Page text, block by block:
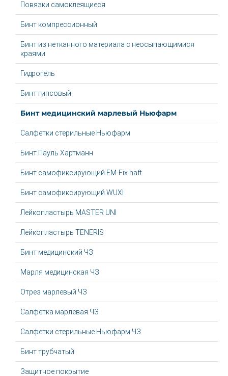
Повязки самоклеящиеся
Бинт компрессионный
Бинт из нетканного материала с неосыпающимися
краями
Гидрогель
Бинт гипсовый
Бинт медицинский марлевый Ньюфарм
Салфетки стерильные Ньюфарм
Бинт Пауль Хартманн
Бинт самофиксирующий EM-Fix haft
Бинт самофиксирующий WUXI
Лейкопластырь MASTER UNI
Лейкопластырь TENERIS
Бинт медицинский ЧЗ
Марля медицинская ЧЗ
Отрез марлевый ЧЗ
Салфетка марлевая ЧЗ
Салфетки стерильные Ньюфарм ЧЗ
Бинт трубчатый
Защитное покрытие